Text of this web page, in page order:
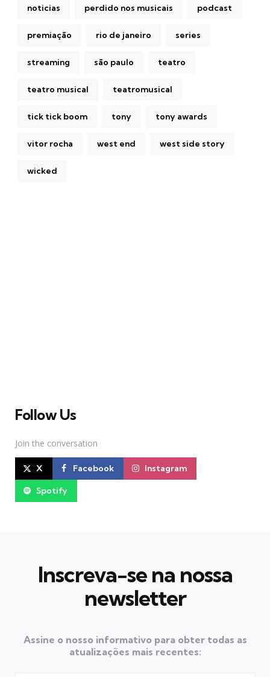
noticias perdido nos musicais podcast
premiação rio de janeiro series
streaming são paulo teatro
teatro musical teatromusical
tick tick boom tony tony awards
vitor rocha west end west side story
wicked
Follow Us
Join the conversation
X Facebook Instagram
Spotify
Inscreva-se na nossa
newsletter
Assine o nosso informativo para obter todas as
atualizações mais recentes: